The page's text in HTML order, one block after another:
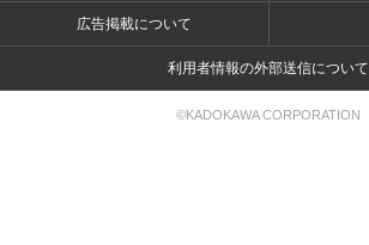
広告掲載について
利用者情報の外部送信について
©KADOKAWA CORPORATION